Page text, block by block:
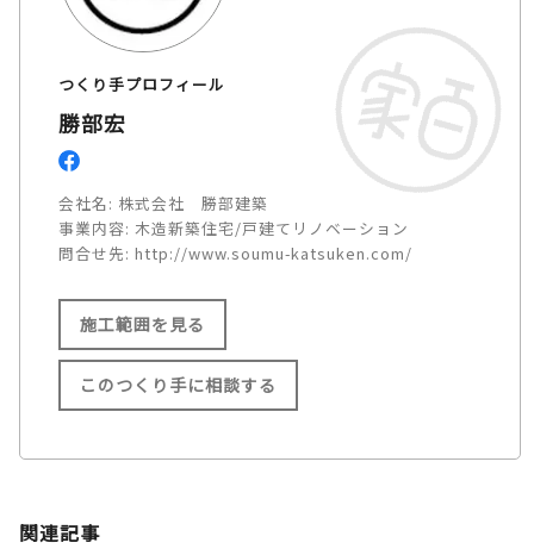
つくり手プロフィール
勝部宏
会社名: 株式会社 勝部建築
事業内容: 木造新築住宅/戸建てリノベーション
問合せ先: http://www.soumu-katsuken.com/
施工範囲を見る
施工範囲
このつくり手に相談する
関連記事